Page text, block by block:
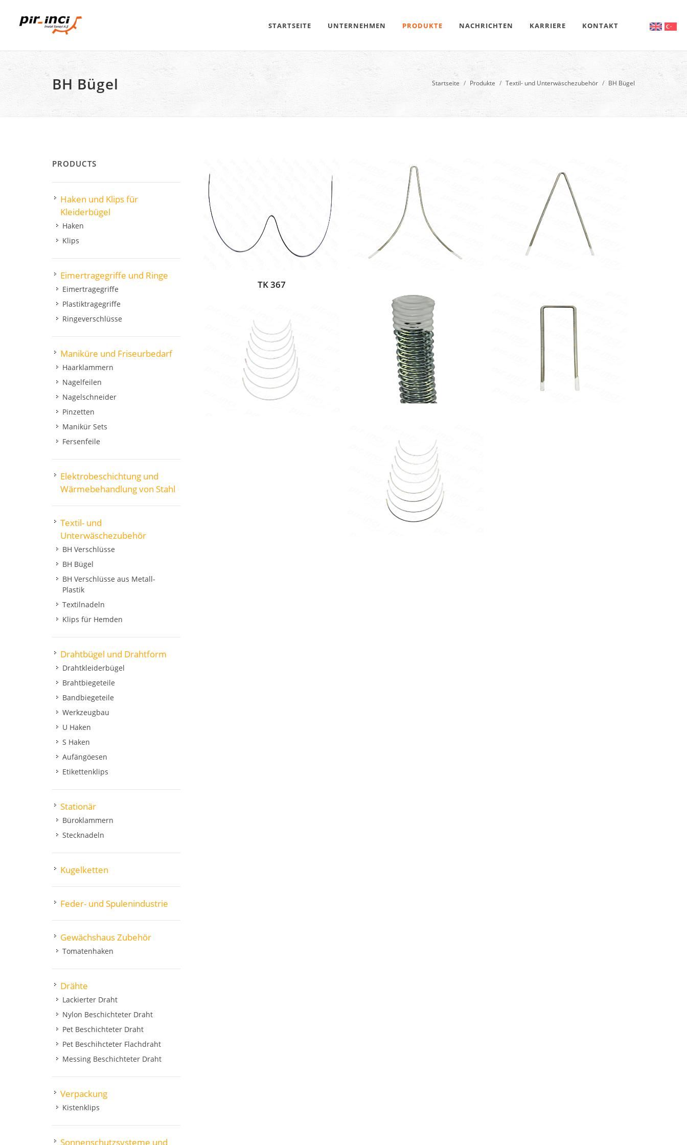
STARTSEITE UNTERNEHMEN PRODUKTE NACHRICHTEN KARRIERE KONTAKT
BH Bügel Startseite Produkte Textil- und Unterwäschezubehör BH Bügel
TK 367
PRODUCTS
Haken und Klips für
Kleiderbügel
Haken
Klips
Eimertragegriffe und Ringe
Eimertragegriffe
Plastiktragegriffe
Ringeverschlüsse
Maniküre und Friseurbedarf
Haarklammern
Nagelfeilen
Nagelschneider
Pinzetten
Manikür Sets
Fersenfeile
Elektrobeschichtung und
Wärmebehandlung von Stahl
Textil- und
Unterwäschezubehör
BH Verschlüsse
BH Bügel
BH Verschlüsse aus Metall-
Plastik
Textilnadeln
Klips für Hemden
Drahtbügel und Drahtform
Drahtkleiderbügel
Brahtbiegeteile
Bandbiegeteile
Werkzeugbau
U Haken
S Haken
Aufängöesen
Etikettenklips
Stationär
Büroklammern
Stecknadeln
Kugelketten
Feder- und Spulenindustrie
Gewächshaus Zubehör
Tomatenhaken
Drähte
Lackierter Draht
Nylon Beschichteter Draht
Pet Beschichteter Draht
Pet Beschihcteter Flachdraht
Messing Beschichteter Draht
Verpackung
Kistenklips
Sonnenschutzsysteme und